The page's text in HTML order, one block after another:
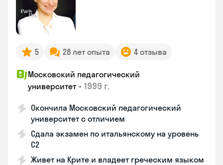
5 28 лет опыта 4 отзыва
Московский педагогический
университет • 1999 г.
Окончила Московский педагогический
университет с отличием
Сдала экзамен по итальянскому на уровень
С2
Живет на Крите и владеет греческим языком